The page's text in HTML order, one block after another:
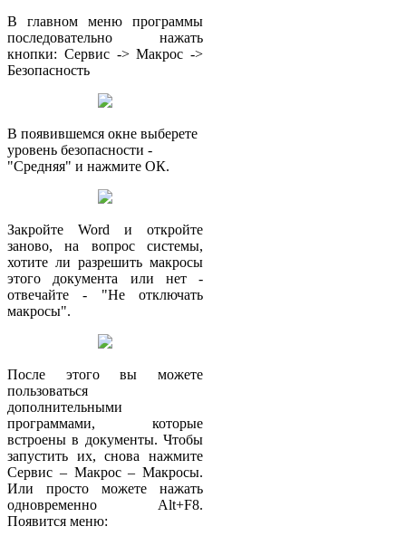
В главном меню программы
последовательно нажать
кнопки: Сервис -> Макрос ->
Безопасность
В появившемся окне выберете
уровень безопасности -
"Средняя" и нажмите ОК.
Закройте Word и откройте
заново, на вопрос системы,
хотите ли разрешить макросы
этого документа или нет -
отвечайте - "Не отключать
макросы".
После этого вы можете
пользоваться
дополнительными
программами, которые
встроены в документы. Чтобы
запустить их, снова нажмите
Сервис – Макрос – Макросы.
Или просто можете нажать
одновременно Alt+F8.
Появится меню: